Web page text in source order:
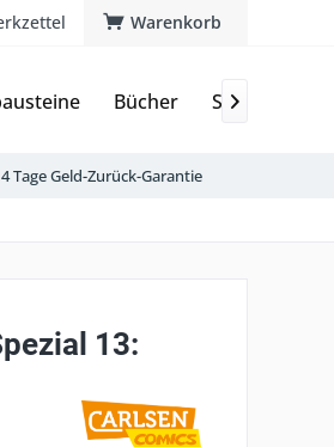
Warenkorb
Bücher 
Tage Geld-Zurück-Garantie
13: